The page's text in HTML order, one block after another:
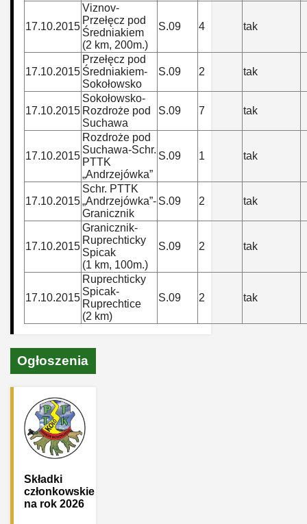
17.10.2015
Viznov-
Przełęcz pod
Średniakiem
(2 km, 200m.)
S.09 4 tak
17.10.2015
Przełęcz pod
Średniakiem-
Sokołowsko
S.09 2 tak
17.10.2015
Sokołowsko-
Rozdroże pod
Suchawa
S.09 7 tak
17.10.2015
Rozdroże pod
Suchawa-Schr.
PTTK
„Andrzejówka”
S.09 1 tak
17.10.2015
Schr. PTTK
„Andrzejówka”-
Granicznik
S.09 2 tak
17.10.2015
Granicznik-
Ruprechticky
Spicak
(1 km, 100m.)
S.09 2 tak
17.10.2015
Ruprechticky
Spicak-
Ruprechtice
(2 km)
S.09 2 tak
Ogłoszenia
Składki
członkowskie
na rok 2026